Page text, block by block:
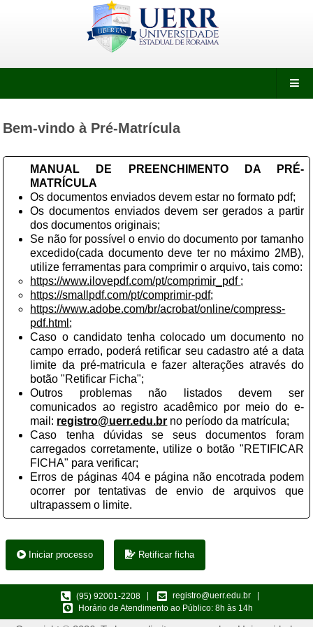
Bem-vindo à Pré-Matrícula
MANUAL DE PREENCHIMENTO DA PRÉ-
MATRÍCULA
Os documentos enviados devem estar no formato pdf;
Os documentos enviados devem ser gerados a partir
dos documentos originais;
Se não for possível o envio do documento por tamanho
excedido(cada documento deve ter no máximo 2MB),
utilize ferramentas para comprimir o arquivo, tais como:
https://www.ilovepdf.com/pt/comprimir_pdf ;
https://smallpdf.com/pt/comprimir-pdf;
https://www.adobe.com/br/acrobat/online/compress-
pdf.html ;
Caso o candidato tenha colocado um documento no
campo errado, poderá retificar seu cadastro até a data
limite da pré-matricula e fazer alterações através do
botão "Retificar Ficha";
Outros problemas não listados devem ser
comunicados ao registro acadêmico por meio do e-
mail: registro@uerr.edu.br no período da matrícula;
Caso tenha dúvidas se seus documentos foram
carregados corretamente, utilize o botão "RETIFICAR
FICHA" para verificar;
Erros de páginas 404 e página não encotrada podem
ocorrer por tentativas de envio de arquivos que
ultrapassem o limite.
Iniciar processo Retificar ficha
(95) 92001-2208 registro@uerr.edu.br
Horário de Atendimento ao Público: 8h às 14h